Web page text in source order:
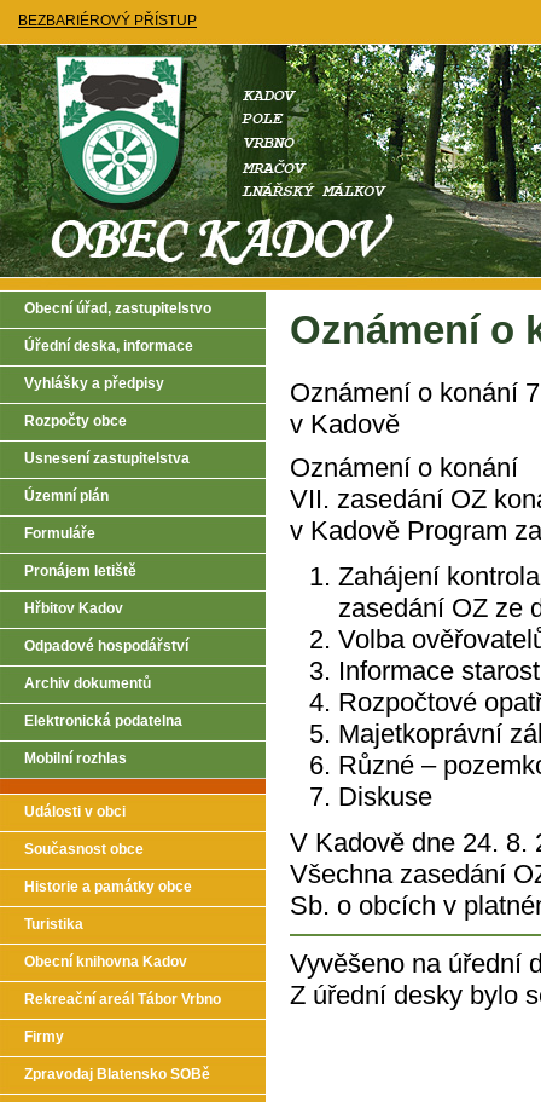
BEZBARIÉROVÝ PŘÍSTUP
Oznámení o
Oznámení o konání
v Kadově
Oznámení o konání
VII. zasedání OZ
v Kadově Program
Zahájení
zasedání OZ ze
Volba
Informace
Rozpočtové
Majetkoprávní
Různé –
Diskuse
V Kadově dne 24. 8.
Všechna zasedání
Sb. o obcích v
Vyvěšeno na úřední
Z úřední desky bylo
Obecní úřad, zastupitelstvo
Úřední deska, informace
Vyhlášky a předpisy
Rozpočty obce
Usnesení zastupitelstva
Územní plán
Formuláře
Pronájem letiště
Hřbitov Kadov
Odpadové hospodářství
Archiv dokumentů
Elektronická podatelna
Mobilní rozhlas
Události v obci
Současnost obce
Historie a památky obce
Turistika
Obecní knihovna Kadov
Rekreační areál Tábor Vrbno
Firmy
Zpravodaj Blatensko SOBě